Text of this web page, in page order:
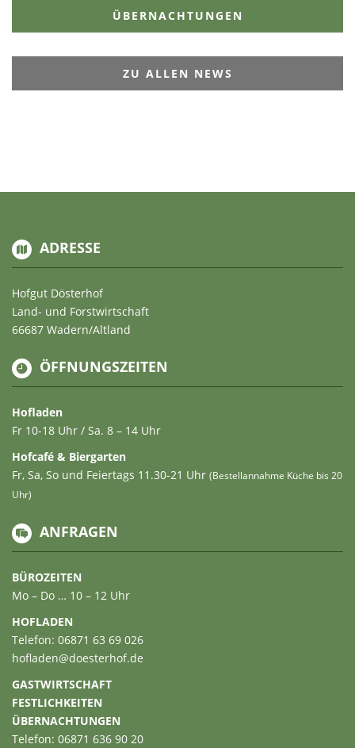
ÜBERNACHTUNGEN
ZU ALLEN NEWS
ADRESSE
Hofgut Dösterhof
Land- und Forstwirtschaft
66687 Wadern/Altland
ÖFFNUNGSZEITEN
Hofladen
Fr 10-18 Uhr / Sa. 8 – 14 Uhr
Hofcafé & Biergarten
Fr, Sa, So und Feiertags 11.30-21 Uhr (Bestellannahme Küche bis 20
Uhr)
ANFRAGEN
BÜROZEITEN
Mo – Do … 10 – 12 Uhr
HOFLADEN
Telefon: 06871 63 69 026
hofladen@doesterhof.de
GASTWIRTSCHAFT
FESTLICHKEITEN
ÜBERNACHTUNGEN
Telefon: 06871 636 90 20